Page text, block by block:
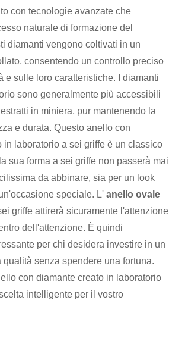
con tecnologie avanzate che
naturale di formazione del
diamanti vengono coltivati ​​in un
consentendo un controllo preciso
e sulle loro caratteristiche. I diamanti
sono generalmente più accessibili
in miniera, pur mantenendo la
e durata. Questo anello con
in laboratorio a sei griffe è un classico
sua forma a sei griffe non passerà mai
da abbinare, sia per un look
speciale. L' anello ovale
griffe attirerà sicuramente l'attenzione
dell'attenzione. È quindi
per chi desidera investire in un
qualità senza spendere una fortuna.
con diamante creato in laboratorio
intelligente per il vostro